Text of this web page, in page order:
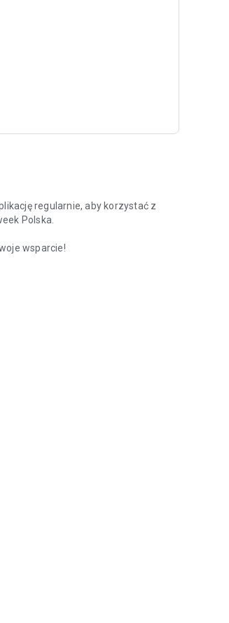
regularnie, aby korzystać z
Polska.
wsparcie!